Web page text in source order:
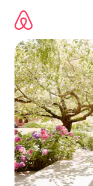
directement
contenu